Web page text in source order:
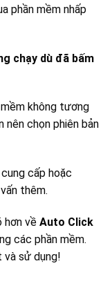
phần mềm nhấp
chạy dù đã bấm
không tương
nên chọn phiên bản
cấp hoặc
thêm.
hơn về Auto Click
các phần mềm.
và sử dụng!